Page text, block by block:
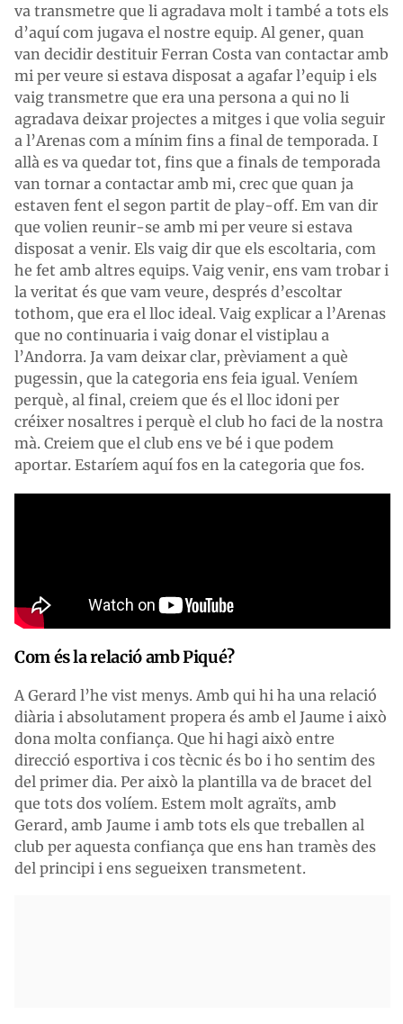
va transmetre que li agradava molt i també a tots els
d’aquí com jugava el nostre equip. Al gener, quan
van decidir destituir Ferran Costa van contactar amb
mi per veure si estava disposat a agafar l’equip i els
vaig transmetre que era una persona a qui no li
agradava deixar projectes a mitges i que volia seguir
a l’Arenas com a mínim fins a final de temporada. I
allà es va quedar tot, fins que a finals de temporada
van tornar a contactar amb mi, crec que quan ja
estaven fent el segon partit de play-off. Em van dir
que volien reunir-se amb mi per veure si estava
disposat a venir. Els vaig dir que els escoltaria, com
he fet amb altres equips. Vaig venir, ens vam trobar i
la veritat és que vam veure, després d’escoltar
tothom, que era el lloc ideal. Vaig explicar a l’Arenas
que no continuaria i vaig donar el vistiplau a
l’Andorra. Ja vam deixar clar, prèviament a què
pugessin, que la categoria ens feia igual. Veníem
perquè, al final, creiem que és el lloc idoni per
créixer nosaltres i perquè el club ho faci de la nostra
mà. Creiem que el club ens ve bé i que podem
aportar. Estaríem aquí fos en la categoria que fos.
Com és la relació amb Piqué?
A Gerard l’he vist menys. Amb qui hi ha una relació
diària i absolutament propera és amb el Jaume i això
dona molta confiança. Que hi hagi això entre
direcció esportiva i cos tècnic és bo i ho sentim des
del primer dia. Per això la plantilla va de bracet del
que tots dos volíem. Estem molt agraïts, amb
Gerard, amb Jaume i amb tots els que treballen al
club per aquesta confiança que ens han tramès des
del principi i ens segueixen transmetent.